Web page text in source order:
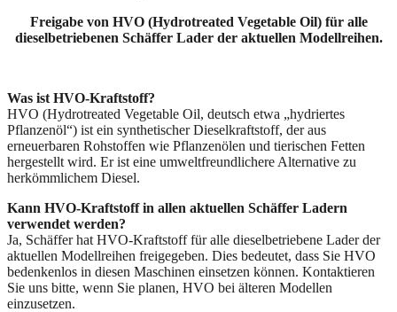
Freigabe von HVO (Hydrotreated Vegetable Oil) für alle
dieselbetriebenen Schäffer Lader der aktuellen Modellreihen.
Was ist HVO-Kraftstoff?
HVO (Hydrotreated Vegetable Oil, deutsch etwa „hydriertes
Pflanzenöl“) ist ein synthetischer Dieselkraftstoff, der aus
erneuerbaren Rohstoffen wie Pflanzenölen und tierischen Fetten
hergestellt wird. Er ist eine umweltfreundlichere Alternative zu
herkömmlichem Diesel.
Kann HVO-Kraftstoff in allen aktuellen Schäffer Ladern
verwendet werden?
Ja, Schäffer hat HVO-Kraftstoff für alle dieselbetriebene Lader der
aktuellen Modellreihen freigegeben. Dies bedeutet, dass Sie HVO
bedenkenlos in diesen Maschinen einsetzen können. Kontaktieren
Sie uns bitte, wenn Sie planen, HVO bei älteren Modellen
einzusetzen.